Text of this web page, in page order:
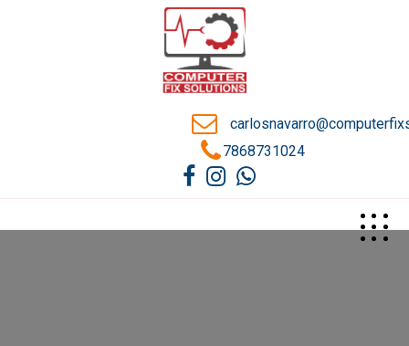
7868731024